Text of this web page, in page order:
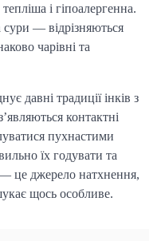
і гіпоалергенна.
— відрізняються
чарівні та
давні традиції інків з
контактні
пухнастими
їх годувати та
це джерело натхнення,
щось особливе.